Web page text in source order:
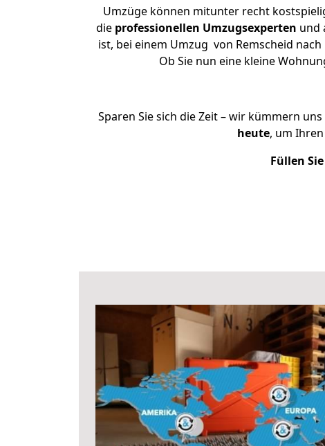
Umzüge können mitunter recht
die professionellen Umzugsexperten und
ist, bei einem Umzug von Remscheid
Ob Sie nun eine kleine
Sparen Sie sich die Zeit – wir kümmern
heute, um
Füllen